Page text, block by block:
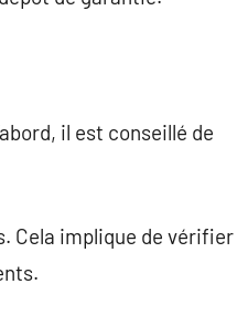
il est conseillé de
Cela implique de vérifier